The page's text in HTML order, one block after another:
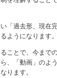
「過去形、現在
ようになります。
ことで、今まで
、「動画」のよ
ります。